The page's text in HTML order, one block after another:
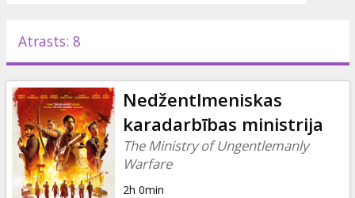
Pasākumi
Ziņas
Dāvanu
kartes
Atrasts: 8
Nedžentlmeniskas
karadarbības ministrija
The Ministry of Ungentlemanly
Warfare
2h 0min